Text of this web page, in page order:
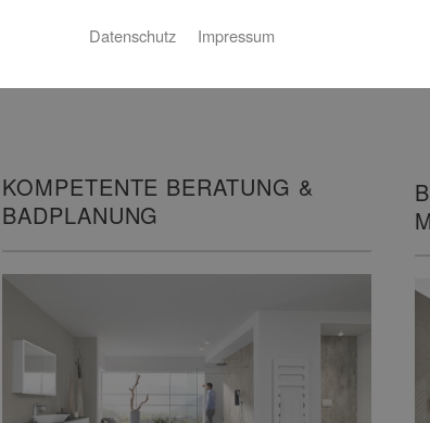
KOMPETENTE BERATUNG &
BADPLANUNG
Datenschutz Impressum